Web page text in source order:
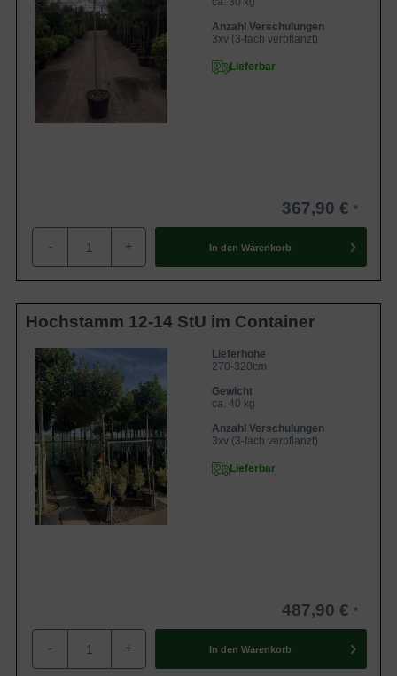
Anzahl Verschulungen
3xv (3-fach verpflanzt)
Lieferbar
367,90 €
- + In den Warenkorb
Hochstamm 12-14 StU im Container
Lieferhöhe
270-320cm
Gewicht
ca. 40 kg
Anzahl Verschulungen
3xv (3-fach verpflanzt)
Lieferbar
487,90 €
- + In den Warenkorb